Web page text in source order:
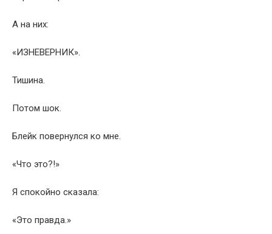
А на них:
«ИЗНЕВЕРНИК».
Тишина.
Потом шок.
Блейк повернулся ко мне.
«Что это?!»
Я спокойно сказала:
«Это правда.»